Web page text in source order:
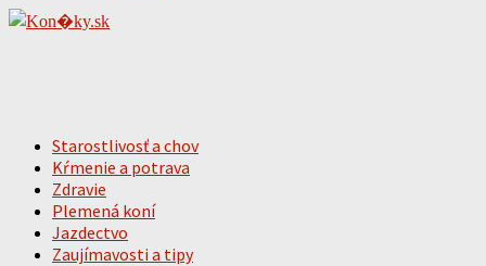
Starostlivosť a chov
Kŕmenie a potrava
Zdravie
Plemená koní
Jazdectvo
Zaujímavosti a tipy